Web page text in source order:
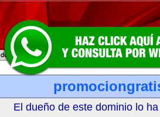
El dueño de este dominio lo